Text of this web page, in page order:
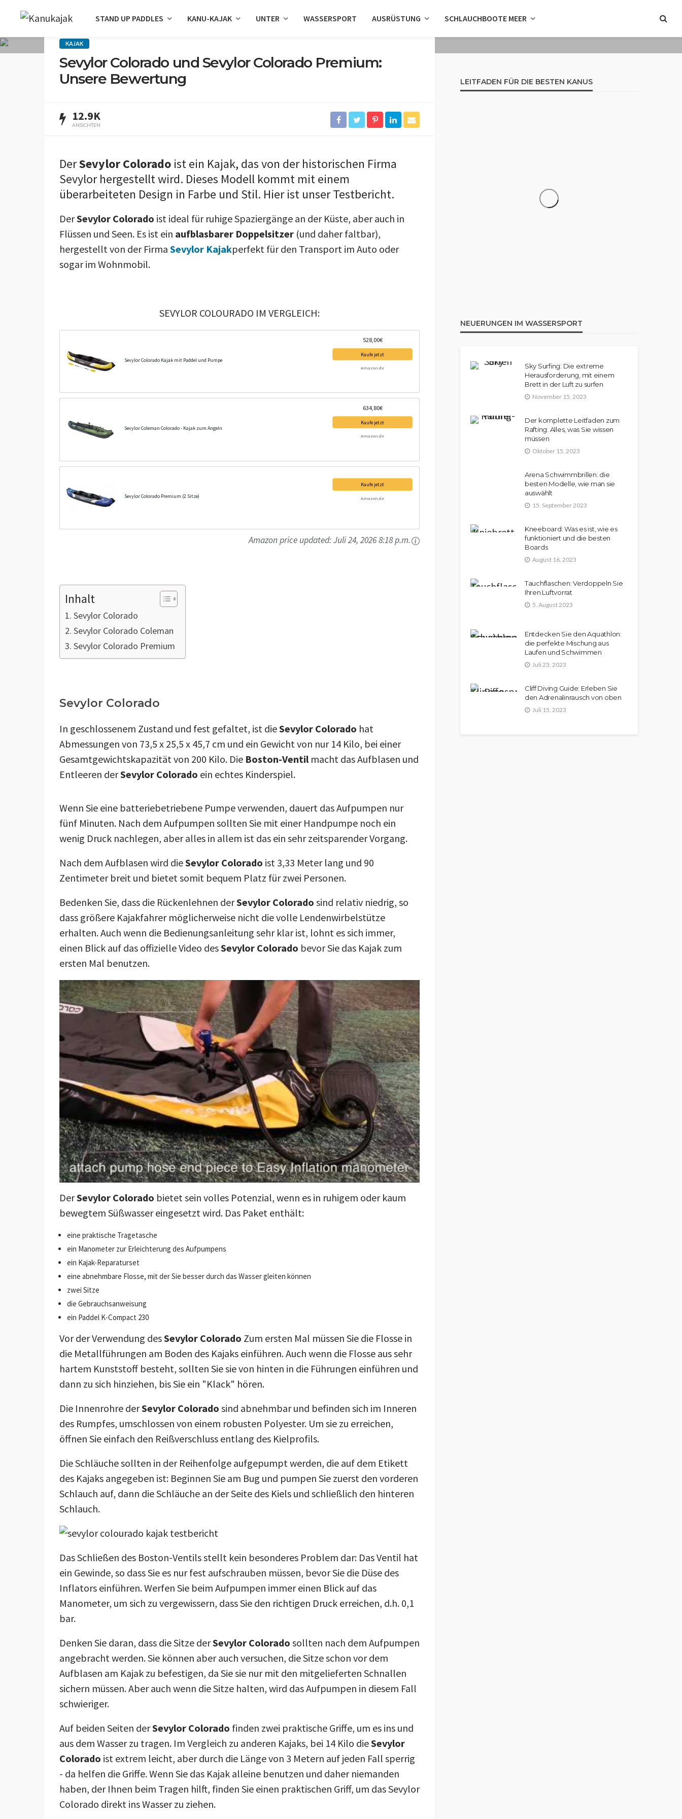
STAND UP PADDLES KANU-KAJAK UNTER WASSERSPORT AUSRÜSTUNG SCHLAUCHBOOTE MEER
KAJAK
Sevylor Colorado und Sevylor Colorado Premium:
Unsere Bewertung
12.9K
ANSICHTEN
DerSevylorColorado ist ein Kajak, das von der historischen Firma
Sevylor hergestellt wird. Dieses Modell kommt mit einem
überarbeiteten Design in Farbe und Stil. Hier ist unser Testbericht.
DerSevylor Colorado ist ideal für ruhige Spaziergänge an der Küste, aber auch in
Flüssen und Seen. Es ist ein aufblasbarer Doppelsitzer (und daher faltbar),
hergestellt von der Firma Sevylor Kajakperfekt für den Transport im Auto oder
sogar im Wohnmobil.
SEVYLOR COLOURADO IM VERGLEICH:
Sevylor Colorado Kajak mit Paddel und Pumpe
528,00€
Kaufe jetzt
Amazon.de
Sevylor Coleman Colorado - Kajak zum Angeln
634,80€
Kaufe jetzt
Amazon.de
Sevylor Colorado Premium (2 Sitze)
Kaufe jetzt
Amazon.de
Amazon price updated:Juli 24, 2026 8:18 p.m.
Inhalt
Sevylor Colorado
Sevylor Colorado Coleman
Sevylor Colorado Premium
Sevylor Colorado
In geschlossenem Zustand und fest gefaltet, ist dieSevylor Colorado hat
Abmessungen von 73,5 x 25,5 x 45,7 cm und ein Gewicht von nur 14 Kilo, bei einer
Gesamtgewichtskapazität von 200 Kilo. Die Boston-Ventil macht das Aufblasen und
Entleeren derSevylor Colorado ein echtes Kinderspiel.
Wenn Sie eine batteriebetriebene Pumpe verwenden, dauert das Aufpumpen nur
fünf Minuten. Nach dem Aufpumpen sollten Sie mit einer Handpumpe noch ein
wenig Druck nachlegen, aber alles in allem ist das ein sehr zeitsparender Vorgang.
Nach dem Aufblasen wird dieSevylor Colorado ist 3,33 Meter lang und 90
Zentimeter breit und bietet somit bequem Platz für zwei Personen.
Bedenken Sie, dass die Rückenlehnen derSevylor Colorado sind relativ niedrig, so
dass größere Kajakfahrer möglicherweise nicht die volle Lendenwirbelstütze
erhalten. Auch wenn die Bedienungsanleitung sehr klar ist, lohnt es sich immer,
einen Blick auf das offizielle Video desSevylor Colorado bevor Sie das Kajak zum
ersten Mal benutzen.
DerSevylor Colorado bietet sein volles Potenzial, wenn es in ruhigem oder kaum
bewegtem Süßwasser eingesetzt wird. Das Paket enthält:
eine praktische Tragetasche
ein Manometer zur Erleichterung des Aufpumpens
ein Kajak-Reparaturset
eine abnehmbare Flosse, mit der Sie besser durch das Wasser gleiten können
zwei Sitze
die Gebrauchsanweisung
ein Paddel K-Compact 230
Vor der Verwendung desSevylor Colorado Zum ersten Mal müssen Sie die Flosse in
die Metallführungen am Boden des Kajaks einführen. Auch wenn die Flosse aus sehr
hartem Kunststoff besteht, sollten Sie sie von hinten in die Führungen einführen und
dann zu sich hinziehen, bis Sie ein "Klack" hören.
Die Innenrohre derSevylor Colorado sind abnehmbar und befinden sich im Inneren
des Rumpfes, umschlossen von einem robusten Polyester. Um sie zu erreichen,
öffnen Sie einfach den Reißverschluss entlang des Kielprofils.
Die Schläuche sollten in der Reihenfolge aufgepumpt werden, die auf dem Etikett
des Kajaks angegeben ist: Beginnen Sie am Bug und pumpen Sie zuerst den vorderen
Schlauch auf, dann die Schläuche an der Seite des Kiels und schließlich den hinteren
Schlauch.
Das Schließen des Boston-Ventils stellt kein besonderes Problem dar: Das Ventil hat
ein Gewinde, so dass Sie es nur fest aufschrauben müssen, bevor Sie die Düse des
Inflators einführen. Werfen Sie beim Aufpumpen immer einen Blick auf das
Manometer, um sich zu vergewissern, dass Sie den richtigen Druck erreichen, d.h. 0,1
bar.
Denken Sie daran, dass die Sitze derSevylor Colorado sollten nach dem Aufpumpen
angebracht werden. Sie können aber auch versuchen, die Sitze schon vor dem
Aufblasen am Kajak zu befestigen, da Sie sie nur mit den mitgelieferten Schnallen
sichern müssen. Aber auch wenn die Sitze halten, wird das Aufpumpen in diesem Fall
schwieriger.
Auf beiden Seiten derSevylor Colorado finden zwei praktische Griffe, um es ins und
aus dem Wasser zu tragen. Im Vergleich zu anderen Kajaks, bei 14 Kilo dieSevylor
Colorado ist extrem leicht, aber durch die Länge von 3 Metern auf jeden Fall sperrig
- da helfen die Griffe. Wenn Sie das Kajak alleine benutzen und daher niemanden
haben, der Ihnen beim Tragen hilft, finden Sie einen praktischen Griff, um das Sevylor
Colorado direkt ins Wasser zu ziehen.
LEITFADEN FÜR DIE BESTEN KANUS
NEUERUNGEN IM WASSERSPORT
Sky Surfing: Die extreme
Herausforderung, mit einem
Brett in der Luft zu surfen
November 15, 2023
Der komplette Leitfaden zum
Rafting: Alles, was Sie wissen
müssen
Oktober 15, 2023
Arena Schwimmbrillen: die
besten Modelle, wie man sie
auswählt
15. September 2023
Kneeboard: Was es ist, wie es
funktioniert und die besten
Boards
August 16, 2023
Tauchflaschen: Verdoppeln Sie
Ihren Luftvorrat
5. August 2023
Entdecken Sie den Aquathlon:
die perfekte Mischung aus
Laufen und Schwimmen
Juli 23, 2023
Cliff Diving Guide: Erleben Sie
den Adrenalinrausch von oben
Juli 15, 2023